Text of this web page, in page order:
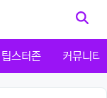
팁스터존 커뮤니티